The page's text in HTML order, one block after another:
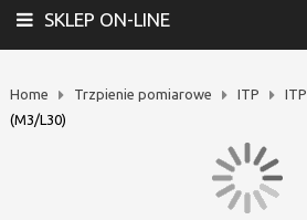
SKLEP ON-LINE
Home Trzpienie pomiarowe ITP ITP
(M3/L30)